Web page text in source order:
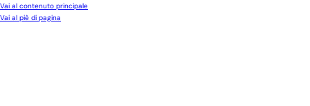
Vai al contenuto principale
Vai al piè di pagina